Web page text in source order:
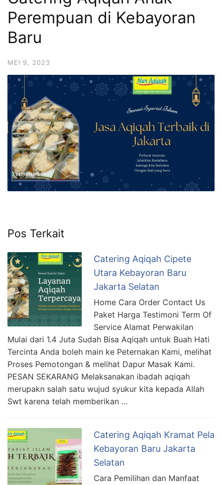
6713
Perempuan di Kebayoran
Baru
MEI 9, 2023
Pos Terkait
Catering Aqiqah Cipete
Utara Kebayoran Baru
Jakarta Selatan
Home Cara Order Contact Us
Paket Harga Testimoni Term Of
Service Alamat Perwakilan
Mulai dari 1.4 Juta Sudah Bisa Aqiqah untuk Buah Hati
Tercinta Anda boleh main ke Peternakan Kami, melihat
Proses Pemotongan & melihat Dapur Masak Kami.
PESAN SEKARANG Melaksanakan ibadah aqiqah
merupakn salah satu wujud syukur kita kepada Allah
Swt karena telah memberikan …
Catering Aqiqah Kramat Pela
Kebayoran Baru Jakarta
Selatan
Cara Pemilihan dan Manfaat